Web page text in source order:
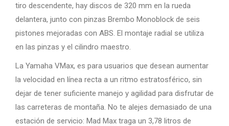
tiro descendente, hay discos de 320 mm en la rueda
delantera, junto con pinzas Brembo Monoblock de seis
pistones mejoradas con ABS. El montaje radial se utiliza
en las pinzas y el cilindro maestro.
La Yamaha VMax, es para usuarios que desean aumentar
la velocidad en línea recta a un ritmo estratosférico, sin
dejar de tener suficiente manejo y agilidad para disfrutar de
las carreteras de montaña. No te alejes demasiado de una
estación de servicio: Mad Max traga un 3,78 litros de